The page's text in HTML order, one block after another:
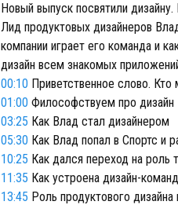
Новый выпуск посвятили
Лид продуктовых дизайнеров
компании играет его команда и
дизайн всем знакомых
00:10 Приветственное слово.
01:00 Философствуем про дизайн
03:25 Как Влад стал дизайнером
05:30 Как Влад попал в Спортс и
10:25 Как дался переход на роль
11:35 Как устроена дизайн-
13:45 Роль продуктового дизайна